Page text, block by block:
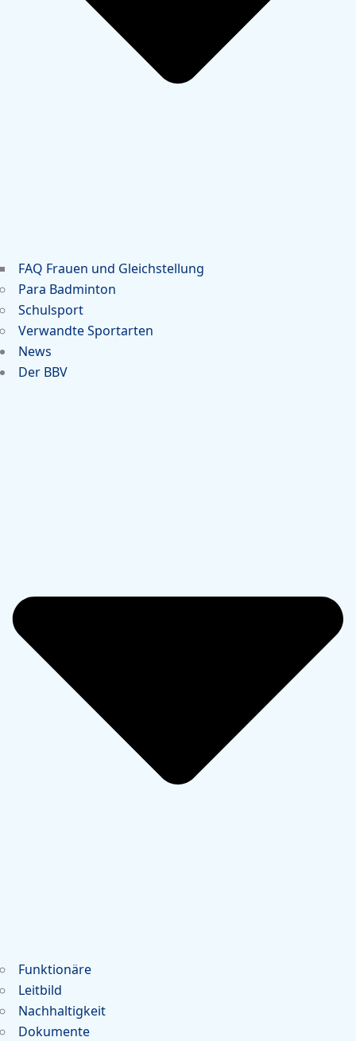
FAQ Frauen und Gleichstellung
Para Badminton
Schulsport
Verwandte Sportarten
News
Der BBV
Funktionäre
Leitbild
Nachhaltigkeit
Dokumente